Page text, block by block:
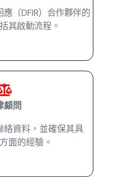
（DFIR）合作夥伴的
其啟動流程。
顧問
絡資料，並確保其具
面的經驗。